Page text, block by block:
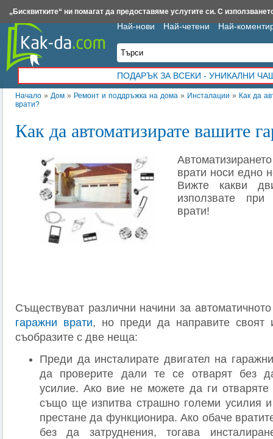
Начало » Дом » Ремонт и поддръжка на дома » Инсталации » Как да
врати?
Как да автоматизирате вашите
врати носи едно
Вижте какви
използвате при
врати!
Съществуват различни начини за
гаражни врати, но преди да направите своят
съобразите с две неща:
Преди да инсталирате двигател на
да проверите дали те се отварят без
усилие. Ако вие не можете да ги отваряте
също ще изпитва страшно големи усилия
престане да функционира. Ако обаче
без да затруднения, тогава
Най-нови Най-четени Най-
ПОДАРЪК ЗА ВСЕКИ - УНИКАЛНИ
Insert.bg Framar.bg Kak-da.com Iztochnik.com BauBau.bg NewAge.bg
„Бисквитките“ ни помагат да предоставяме услугите си. С